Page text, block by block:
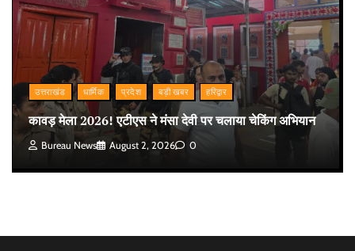
उत्तराखंड धार्मिक प्रदेश बड़ी खबर हरिद्वार
कावड़ मेला 2026! एटीएस ने मंसा देवी पर चलाया चेकिंग अभियान
Bureau News August 2, 2026 0